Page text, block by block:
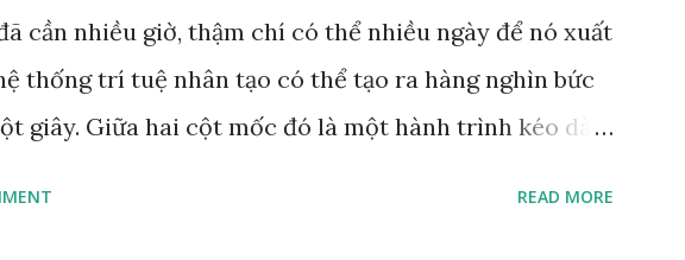
cần nhiều giờ, thậm chí có thể nhiều ngày để nó xuất
thống trí tuệ nhân tạo có thể tạo ra hàng nghìn bức
giây. Giữa hai cột mốc đó là một hành trình kéo dài
READ MORE